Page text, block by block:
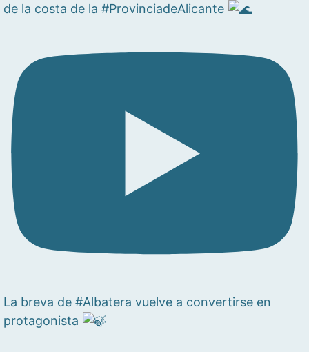
de la costa de la #ProvinciadeAlicante
La breva de #Albatera vuelve a convertirse en
protagonista